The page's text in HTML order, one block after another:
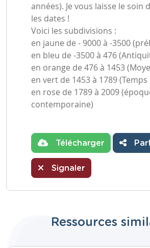
années). Je vous laisse le soin
les dates !
Voici les subdivisions :
en jaune de - 9000 à -3500
en bleu de -3500 à 476
en orange de 476 à 1453
en vert de 1453 à 1789
en rose de 1789 à 2009
contemporaine)
Télécharger
Signaler
Ressources